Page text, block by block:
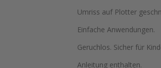
Umriss auf Plotter
Einfache Anwendungen.
Geruchlos. Sicher für
Anleitung enthalten.